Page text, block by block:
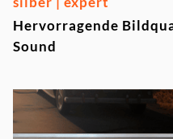
Hervorragende
Sound